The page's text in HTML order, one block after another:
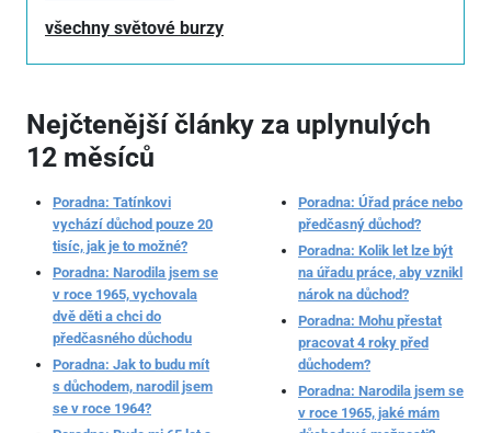
všechny světové burzy
Nejčtenější články za uplynulých
12 měsíců
Poradna: Tatínkovi
vychází důchod pouze 20
tisíc, jak je to možné?
Poradna: Narodila jsem se
v roce 1965, vychovala
dvě děti a chci do
předčasného důchodu
Poradna: Jak to budu mít
s důchodem, narodil jsem
se v roce 1964?
Poradna: Úřad práce nebo
předčasný důchod?
Poradna: Kolik let lze být
na úřadu práce, aby vznikl
nárok na důchod?
Poradna: Mohu přestat
pracovat 4 roky před
důchodem?
Poradna: Narodila jsem se
v roce 1965, jaké mám